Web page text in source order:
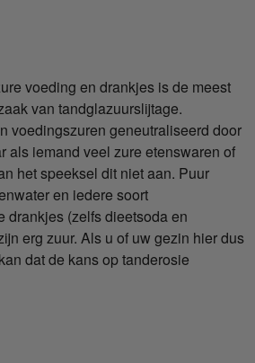
voeding en drankjes is de meest
van tandglazuurslijtage.
voedingszuren geneutraliseerd door
als iemand veel zure etenswaren of
het speeksel dit niet aan. Puur
en iedere soort
drankjes (zelfs dieetsoda en
erg zuur. Als u of uw gezin hier dus
dat de kans op tanderosie